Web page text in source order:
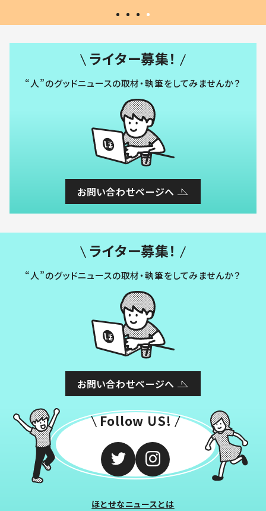
ライター募集！
“人”のグッドニュースの取材・執筆をしてみませんか？
お問い合わせページへ
ライター募集！
“人”のグッドニュースの取材・執筆をしてみませんか？
お問い合わせページへ
Follow US!
ほとせなニュースとは